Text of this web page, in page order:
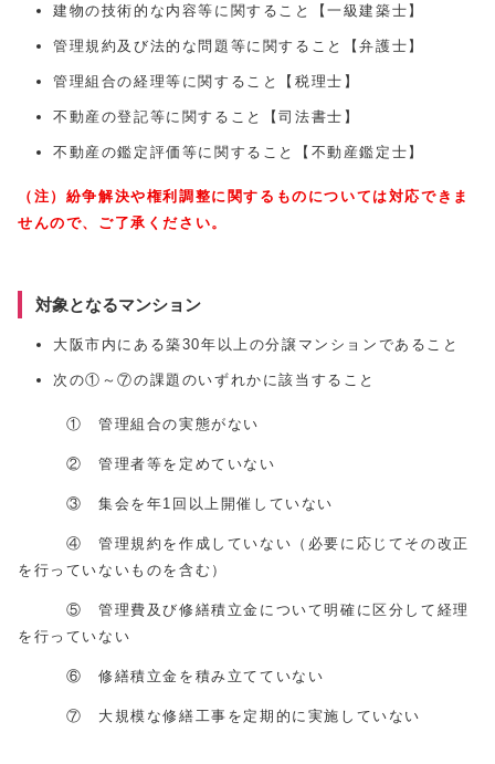
建物の技術的な内容等に関すること【一級建築士】
管理規約及び法的な問題等に関すること【弁護士】
管理組合の経理等に関すること【税理士】
不動産の登記等に関すること【司法書士】
不動産の鑑定評価等に関すること【不動産鑑定士】
（注） 紛争解決や権利調整に関するものについては対応できま
せんので、ご了承ください。
対象となるマンション
大阪市内にある築30年以上の分譲マンションであること
次の①～⑦の課題のいずれかに該当すること
① 管理組合の実態がない
② 管理者等を定めていない
③ 集会を年1回以上開催していない
④ 管理規約を作成していない（必要に応じてその改正
を行っていないものを含む）
⑤ 管理費及び修繕積立金について明確に区分して経理
を行っていない
⑥ 修繕積立金を積み立てていない
⑦ 大規模な修繕工事を定期的に実施していない